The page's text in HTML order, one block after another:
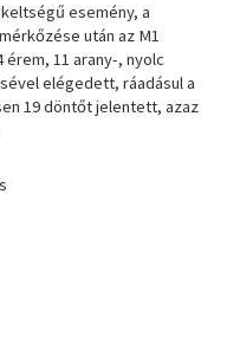
esemény, a
után az M1
11 arany-, nyolc
elégedett, ráadásul a
19 döntőt jelentett, azaz